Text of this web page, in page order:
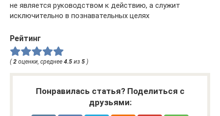
не является руководством к действию, а служит
исключительно в познавательных целях
Рейтинг
(2 оценки, среднее 4.5 из 5 )
Понравилась статья? Поделиться с
друзьями: